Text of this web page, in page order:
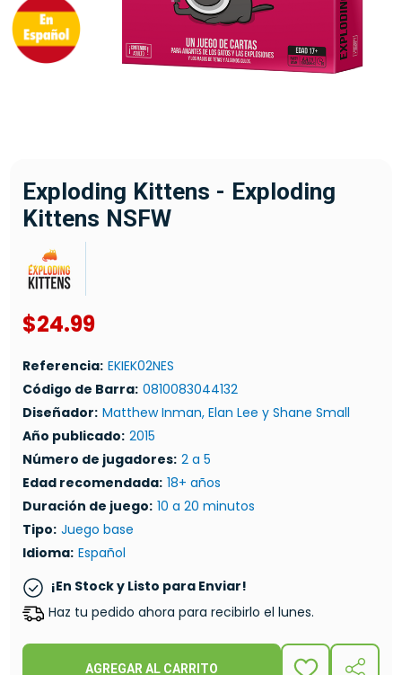
Exploding Kittens - Exploding
Kittens NSFW
$24.99
Referencia: EKIEK02NES
Código de Barra: 0810083044132
Diseñador: Matthew Inman, Elan Lee y Shane Small
Año publicado: 2015
Número de jugadores: 2 a 5
Edad recomendada: 18+ años
Duración de juego: 10 a 20 minutos
Tipo: Juego base
Idioma: Español
¡En Stock y Listo para Enviar!
Haz tu pedido ahora para recibirlo el lunes.
AGREGAR AL CARRITO